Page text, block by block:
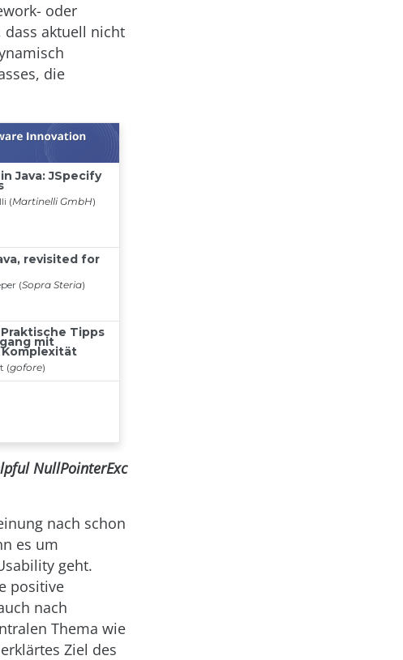
oder
dass aktuell nicht
die
NullPointerExc
nach schon
es um
geht.
positive
nach
Thema wie
Ziel des